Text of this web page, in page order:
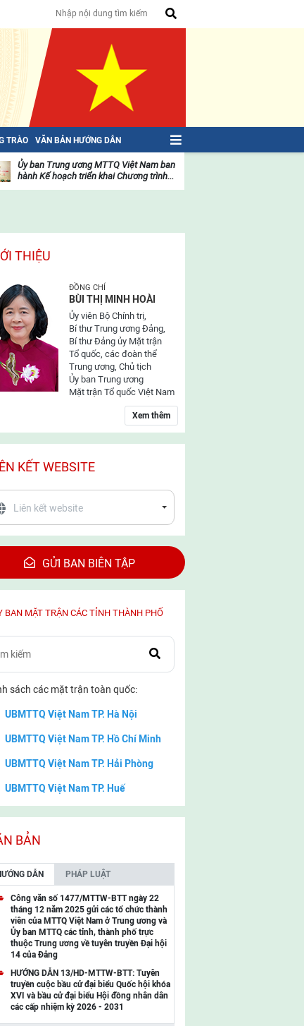
TRÀO VĂN BẢN HƯỚNG DẪN
Ủy ban Trung ương MTTQ Việt Nam ban
hành Kế hoạch triển khai Chương trình...
THIỆU
ĐỒNG CHÍ
BÙI THỊ MINH HOÀI
Ủy viên Bộ Chính trị,
Bí thư Trung ương Đảng,
Bí thư Đảng ủy Mặt trận
Tổ quốc, các đoàn thể
Trung ương, Chủ tịch
Ủy ban Trung ương
Mặt trận Tổ quốc Việt Nam
Xem thêm
KẾT WEBSITE
GỬI BAN BIÊN TẬP
BAN MẶT TRẬN CÁC TỈNH THÀNH PHỐ
sách các mặt trận toàn quốc:
UBMTTQ Việt Nam TP. Hà Nội
UBMTTQ Việt Nam TP. Hồ Chí Minh
UBMTTQ Việt Nam TP. Hải Phòng
UBMTTQ Việt Nam TP. Huế
UBMTTQ Việt Nam TP. Cần Thơ
UBMTTQ Việt Nam tỉnh Quảng Ninh
UBMTTQ Việt Nam tỉnh Cao Bằng
UBMTTQ Việt Nam tỉnh Lạng Sơn
UBMTTQ Việt Nam tỉnh Lai Châu
UBMTTQ Việt Nam tỉnh Điện Biên
UBMTTQ Việt Nam tỉnh Sơn La
UBMTTQ Việt Nam tỉnh Thanh Hóa
BẢN
DẪN PHÁP LUẬT
Công văn số 1477/MTTW-BTT ngày 22
tháng 12 năm 2025 gửi các tổ chức thành
viên của MTTQ Việt Nam ở Trung ương và
Ủy ban MTTQ các tỉnh, thành phố trực
thuộc Trung ương về tuyên truyền Đại hội
14 của Đảng
HƯỚNG DẪN 13/HD-MTTW-BTT: Tuyên
truyền cuộc bầu cử đại biểu Quốc hội khóa
XVI và bầu cử đại biểu Hội đồng nhân dân
các cấp nhiệm kỳ 2026 - 2031